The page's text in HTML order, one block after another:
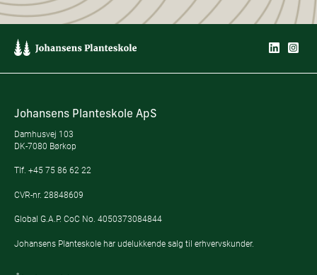
Johansens Planteskole ApS
Damhusvej 103
DK-7080 Børkop
Tlf. +45 75 86 62 22
CVR-nr. 28848609
Global G.A.P. CoC No. 4050373084844
Johansens Planteskole har udelukkende salg til erhvervskunder.